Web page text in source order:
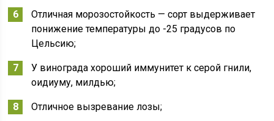
Отличная морозостойкость — сорт выдерживает
понижение температуры до -25 градусов по
Цельсию;
У винограда хороший иммунитет к серой гнили,
оидиуму, милдью;
Отличное вызревание лозы;